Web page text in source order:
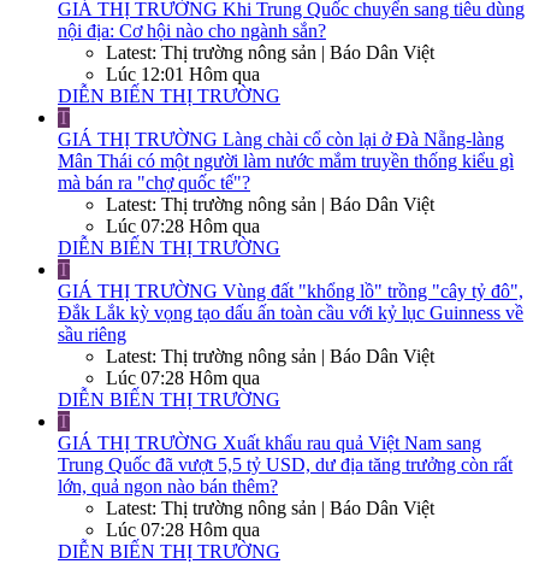
GIÁ THỊ TRƯỜNG Khi Trung Quốc chuyển sang tiêu dùng
nội địa: Cơ hội nào cho ngành sắn?
Latest: Thị trường nông sản | Báo Dân Việt
Lúc 12:01 Hôm qua
DIỄN BIẾN THỊ TRƯỜNG
T
GIÁ THỊ TRƯỜNG Làng chài cổ còn lại ở Đà Nẵng-làng
Mân Thái có một người làm nước mắm truyền thống kiểu gì
mà bán ra "chợ quốc tế"?
Latest: Thị trường nông sản | Báo Dân Việt
Lúc 07:28 Hôm qua
DIỄN BIẾN THỊ TRƯỜNG
T
GIÁ THỊ TRƯỜNG Vùng đất "khổng lồ" trồng "cây tỷ đô",
Đắk Lắk kỳ vọng tạo dấu ấn toàn cầu với kỷ lục Guinness về
sầu riêng
Latest: Thị trường nông sản | Báo Dân Việt
Lúc 07:28 Hôm qua
DIỄN BIẾN THỊ TRƯỜNG
T
GIÁ THỊ TRƯỜNG Xuất khẩu rau quả Việt Nam sang
Trung Quốc đã vượt 5,5 tỷ USD, dư địa tăng trưởng còn rất
lớn, quả ngon nào bán thêm?
Latest: Thị trường nông sản | Báo Dân Việt
Lúc 07:28 Hôm qua
DIỄN BIẾN THỊ TRƯỜNG